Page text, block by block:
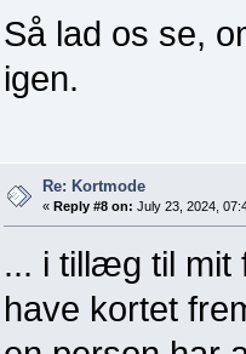
Så lad os se,
igen.
Re: Kortmode
« Reply #8 on: July 23, 2024,
... i tillæg til mit
have kortet